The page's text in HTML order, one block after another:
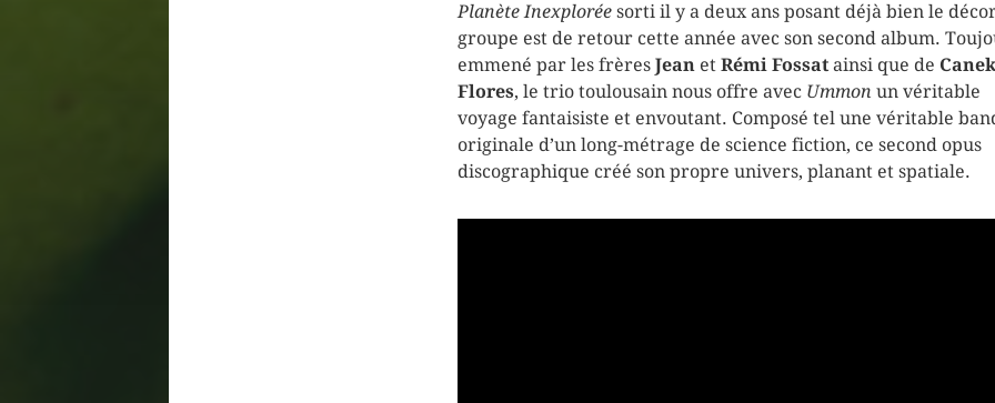
Planète Inexplorée sorti il y a deux ans posant déjà bien le
groupe est de retour cette année avec son second album.
emmené par les frères Jean et Rémi Fossatainsi que de Canek
Flores, le trio toulousain nous offre avec Ummon un véritable
voyage fantaisiste et envoutant. Composé tel une véritable
originale d’un long-métrage de science fiction, ce second opus
discographique créé son propre univers, planant et spatiale.